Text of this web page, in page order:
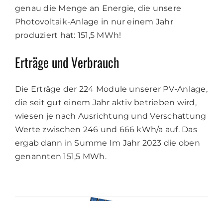
genau die Menge an Energie, die unsere
Photovoltaik-Anlage in nur einem Jahr
produziert hat: 151,5 MWh!
Erträge und Verbrauch
Die Erträge der 224 Module unserer PV-Anlage,
die seit gut einem Jahr aktiv betrieben wird,
wiesen je nach Ausrichtung und Verschattung
Werte zwischen 246 und 666 kWh/a auf. Das
ergab dann in Summe Im Jahr 2023 die oben
genannten 151,5 MWh.